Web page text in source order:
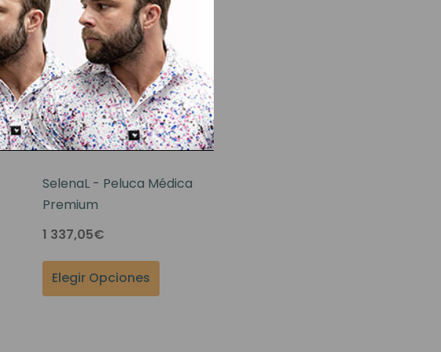
SelenaL - Peluca Médica
Premium
1 337,05€
Elegir Opciones